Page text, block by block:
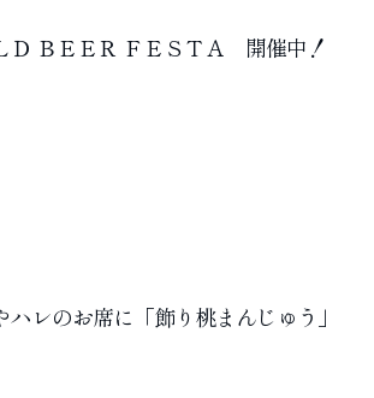
Ｄ ＢＥＥＲ ＦＥＳＴＡ 開催中！
ハレのお席に「飾り桃まんじゅう」